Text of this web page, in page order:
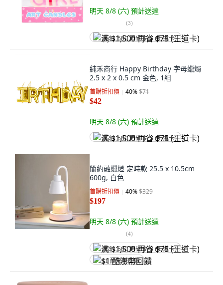
明天 8/8 (六) 預計送達
(3)
满 $1,500 再省 $75 (王道卡)
純禾商行 Happy Birthday 字母蠟燭
2.5 x 2 x 0.5 cm 金色, 1組
首購折扣價 40%$71
$42
明天 8/8 (六) 預計送達
满 $1,500 再省 $75 (王道卡)
簡約融蠟燈 定時款 25.5 x 10.5cm
600g, 白色
首購折扣價 40%$329
$197
明天 8/8 (六) 預計送達
(4)
满 $1,500 再省 $75 (王道卡)
$1 酷澎幣回饋